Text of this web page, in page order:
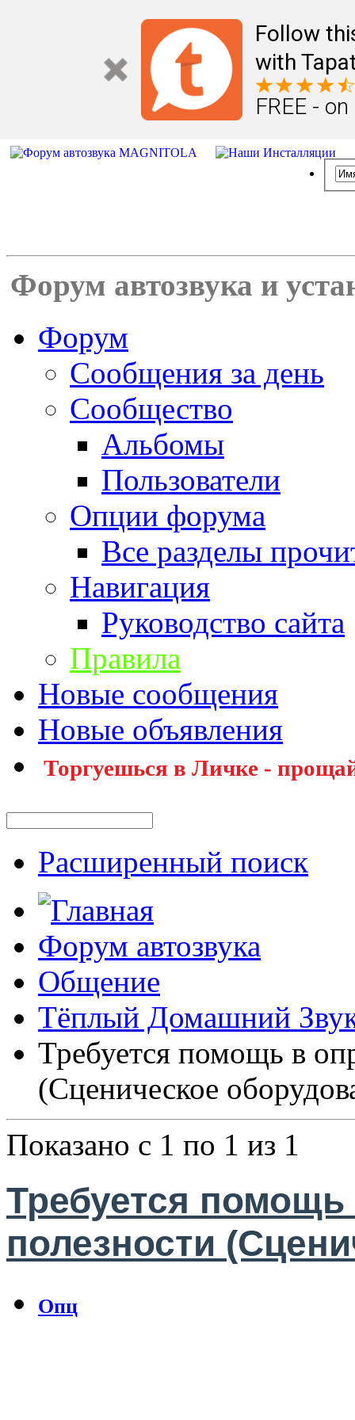
Follow
with
FREE -
Форум автозвука и
Форум
Сообщения за день
Сообщество
Альбомы
Пользователи
Опции форума
Все разделы
Навигация
Руководство сайта
Правила
Новые сообщения
Новые объявления
Торгуешься в Личке -
Расширенный поиск
Форум автозвука
Общение
Тёплый Домашний
Требуется помощь в
(Сценическое
Показано с 1 по 1 из 1
Требуется
полезности
Опц